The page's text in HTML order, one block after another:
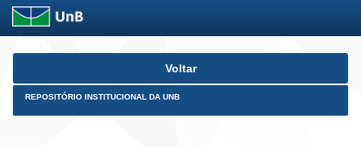
Skip
Voltar
REPOSITÓRIO INSTITUCIONAL DA UNB